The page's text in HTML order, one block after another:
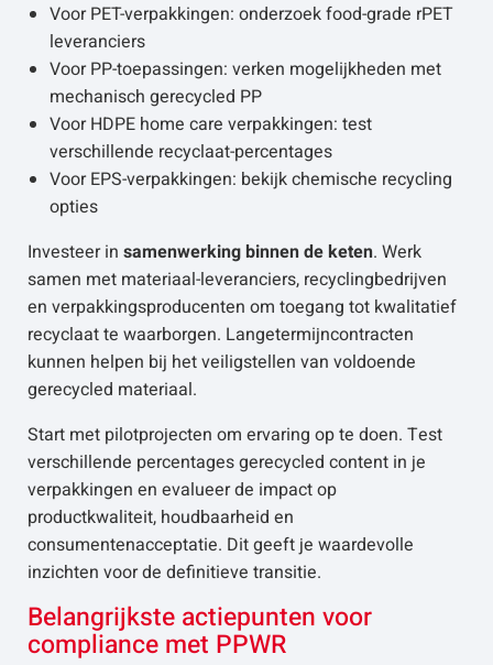
Voor PET-verpakkingen: onderzoek food-grade rPET
leveranciers
Voor PP-toepassingen: verken mogelijkheden met
mechanisch gerecycled PP
Voor HDPE home care verpakkingen: test
verschillende recyclaat-percentages
Voor EPS-verpakkingen: bekijk chemische recycling
opties
Investeer in samenwerking binnen de keten. Werk
samen met materiaal-leveranciers, recyclingbedrijven
en verpakkingsproducenten om toegang tot kwalitatief
recyclaat te waarborgen. Langetermijncontracten
kunnen helpen bij het veiligstellen van voldoende
gerecycled materiaal.
Start met pilotprojecten om ervaring op te doen. Test
verschillende percentages gerecycled content in je
verpakkingen en evalueer de impact op
productkwaliteit, houdbaarheid en
consumentenacceptatie. Dit geeft je waardevolle
inzichten voor de definitieve transitie.
Belangrijkste actiepunten voor
compliance met PPWR